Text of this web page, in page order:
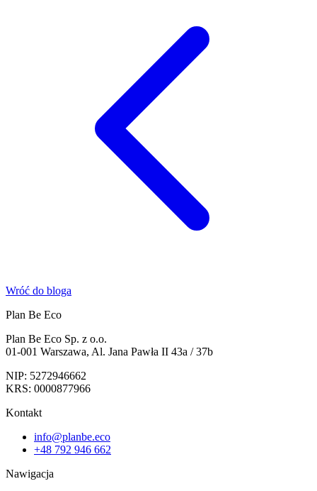
Wróć do bloga
Plan Be Eco
Plan Be Eco Sp. z o.o.
01-001 Warszawa, Al. Jana Pawła II 43a / 37b
NIP: 5272946662
KRS: 0000877966
Kontakt
info@planbe.eco
+48 792 946 662
Nawigacja